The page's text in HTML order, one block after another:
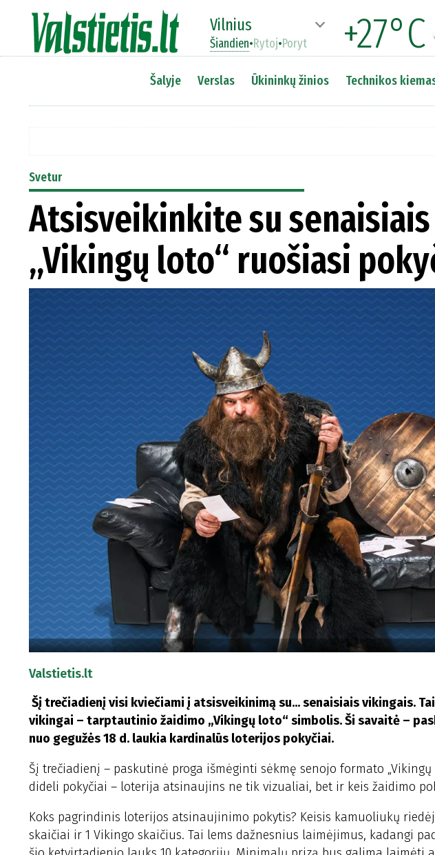
Vilnius +27°C
Šiandien•Rytoj•Poryt
Šalyje Verslas Ūkininkų žinios Technikos
Svetur
Atsisveikinkite su
„Vikingų loto“ ruošiasi
Valstietis.lt
Šį trečiadienį visi kviečiami į atsisveikinimą su... senaisiais vikingais.
vikingai – tarptautinio žaidimo „Vikingų loto“ simbolis. Ši savaitė –
nuo gegužės 18 d. laukia kardinalūs loterijos pokyčiai.
Šį trečiadienį – paskutinė proga išmėginti sėkmę senojo formato
dideli pokyčiai – loterija atsinaujins ne tik vizualiai, bet ir keis žaidimo
Koks pagrindinis loterijos atsinaujinimo pokytis? Keisis kamuoliukų
skaičiai ir 1 Vikingo skaičius. Tai lems dažnesnius laimėjimus, kadangi